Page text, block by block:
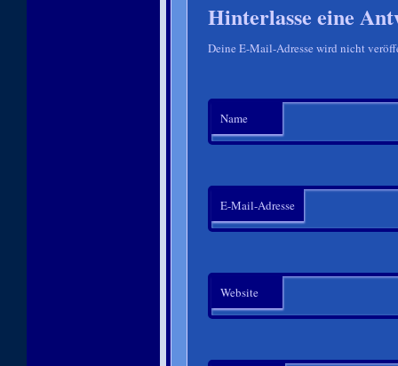
Hinterlasse eine
Deine E-Mail-Adresse wird nicht
Name
E-Mail-Adresse
Website